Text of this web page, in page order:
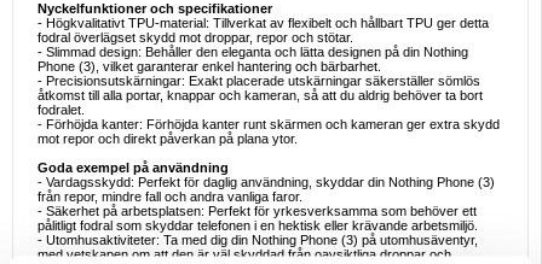
Nyckelfunktioner och specifikationer
- Högkvalitativt TPU-material: Tillverkat av flexibelt och hållbart TPU ger detta
fodral överlägset skydd mot droppar, repor och stötar.
- Slimmad design: Behåller den eleganta och lätta designen på din Nothing
Phone (3), vilket garanterar enkel hantering och bärbarhet.
- Precisionsutskärningar: Exakt placerade utskärningar säkerställer sömlös
åtkomst till alla portar, knappar och kameran, så att du aldrig behöver ta bort
fodralet.
- Förhöjda kanter: Förhöjda kanter runt skärmen och kameran ger extra skydd
mot repor och direkt påverkan på plana ytor.
Goda exempel på användning
- Vardagsskydd: Perfekt för daglig användning, skyddar din Nothing Phone (3)
från repor, mindre fall och andra vanliga faror.
- Säkerhet på arbetsplatsen: Perfekt för yrkesverksamma som behöver ett
pålitligt fodral som skyddar telefonen i en hektisk eller krävande arbetsmiljö.
- Utomhusaktiviteter: Ta med dig din Nothing Phone (3) på utomhusäventyr,
med vetskapen om att den är väl skyddad från oavsiktliga droppar och